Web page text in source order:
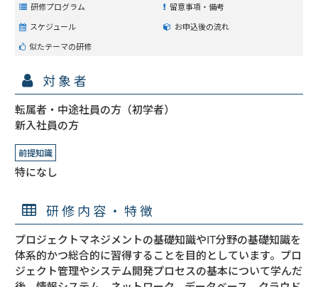
研修プログラム
留意事項・備考
スケジュール
お申込後の流れ
似たテーマの研修
対象者
転属者・中途社員の方（初学者）
新入社員の方
前提知識
特になし
研修内容・特徴
プロジェクトマネジメントの基礎知識やIT分野の基礎知識を
体系的かつ総合的に習得することを目的としています。プロ
ジェクト管理やシステム開発プロセスの基本について学んだ